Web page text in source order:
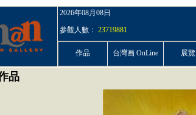
2026年08月08日
參觀人數： 23719881
作品 台灣画 OnLine 展覽
品